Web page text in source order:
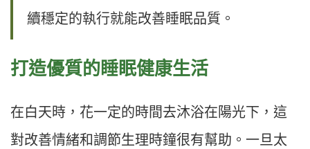
續穩定的執行就能改善睡眠品質。
打造優質的睡眠健康生活
在白天時，花一定的時間去沐浴在陽光下，這
對改善情緒和調節生理時鐘很有幫助。一旦太